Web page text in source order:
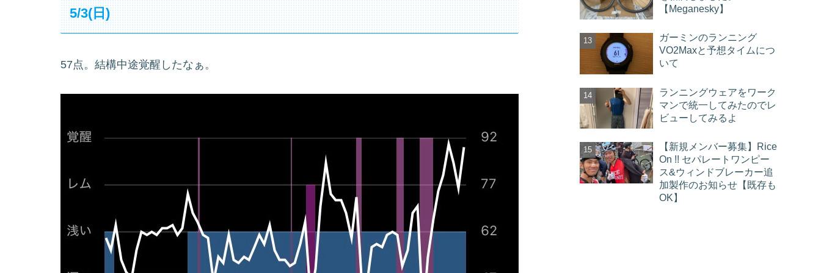
5/3(日)
57点。結構中途覚醒したなぁ。
【Meganesky】
ガーミンのランニング
VO2Maxと予想タイムにつ
いて
ランニングウェアをワーク
マンで統一してみたのでレ
ビューしてみるよ
【新規メンバー募集】Rice
On !! セパレートワンピー
ス&ウィンドブレーカー追
加製作のお知らせ【既存も
OK】